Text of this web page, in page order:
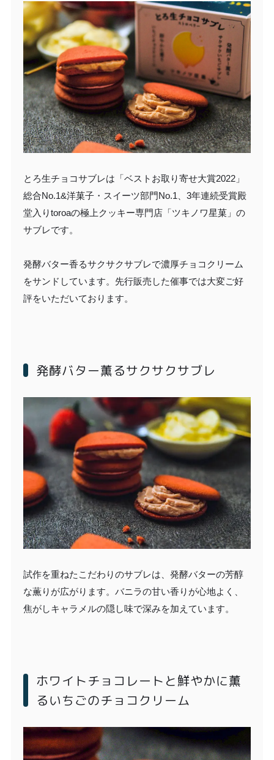
とろ生チョコサブレは「ベストお取り寄せ大賞2022」
総合No.1&洋菓子・スイーツ部門No.1、3年連続受賞殿
堂入りtoroaの極上クッキー専門店「ツキノワ星菓」の
サブレです。
発酵バター香るサクサクサブレで濃厚チョコクリーム
をサンドしています。先行販売した催事では大変ご好
評をいただいております。
発酵バター薫るサクサクサブレ
試作を重ねたこだわりのサブレは、発酵バターの芳醇
な薫りが広がります。バニラの甘い香りが心地よく、
焦がしキャラメルの隠し味で深みを加えています。
ホワイトチョコレートと鮮やかに薫
るいちごのチョコクリーム